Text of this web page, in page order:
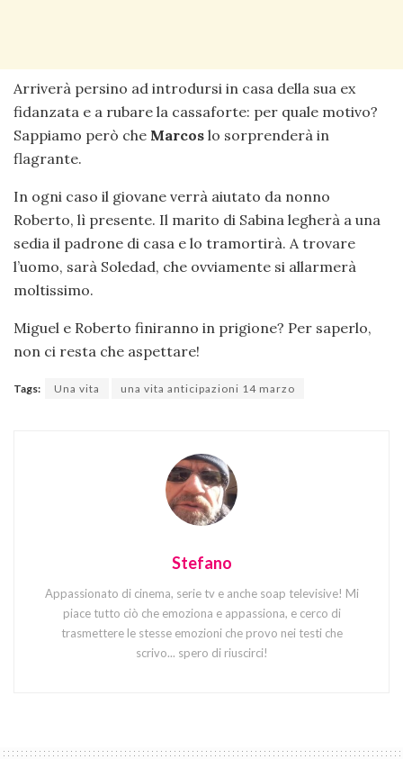
Arriverà persino ad introdursi in casa della sua ex
fidanzata e a rubare la cassaforte: per quale motivo?
Sappiamo però che Marcos lo sorprenderà in
flagrante.
In ogni caso il giovane verrà aiutato da nonno
Roberto, lì presente. Il marito di Sabina legherà a una
sedia il padrone di casa e lo tramortirà. A trovare
l’uomo, sarà Soledad, che ovviamente si allarmerà
moltissimo.
Miguel e Roberto finiranno in prigione? Per saperlo,
non ci resta che aspettare!
Tags: Una vita una vita anticipazioni 14 marzo
Stefano
Appassionato di cinema, serie tv e anche soap televisive! Mi
piace tutto ciò che emoziona e appassiona, e cerco di
trasmettere le stesse emozioni che provo nei testi che
scrivo... spero di riuscirci!